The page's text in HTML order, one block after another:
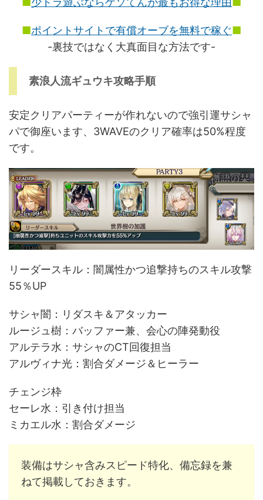
■ポイントサイトで有償オーブを無料で稼ぐ■
-裏技ではなく大真面目な方法です-
素浪人流ギュウキ攻略手順
安定クリアパーティーが作れないので強引運サシャ
パで御座います、3WAVEのクリア確率は50%程度
です。
リーダースキル：闇属性かつ追撃持ちのスキル攻撃
55％UP
サシャ闇：リダスキ＆アタッカー
ルージュ樹：バッファー兼、会心の陣発動役
アルテラ水：サシャのCT回復担当
アルヴィナ光：割合ダメージ＆ヒーラー
チェンジ枠
セーレ水：引き付け担当
ミカエル水：割合ダメージ
装備はサシャ含みスピード特化、備忘録を兼
ねて掲載しておきます。